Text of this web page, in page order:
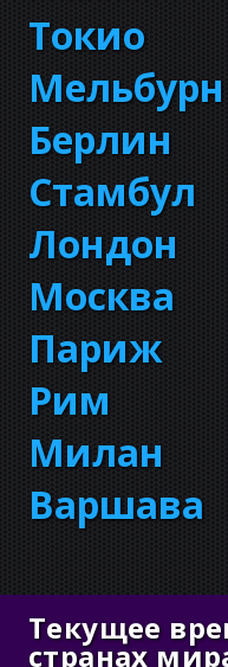
Токио
Мельбурн
Берлин
Стамбул
Лондон
Москва
Париж
Рим
Милан
Варшава
Текущее
странах